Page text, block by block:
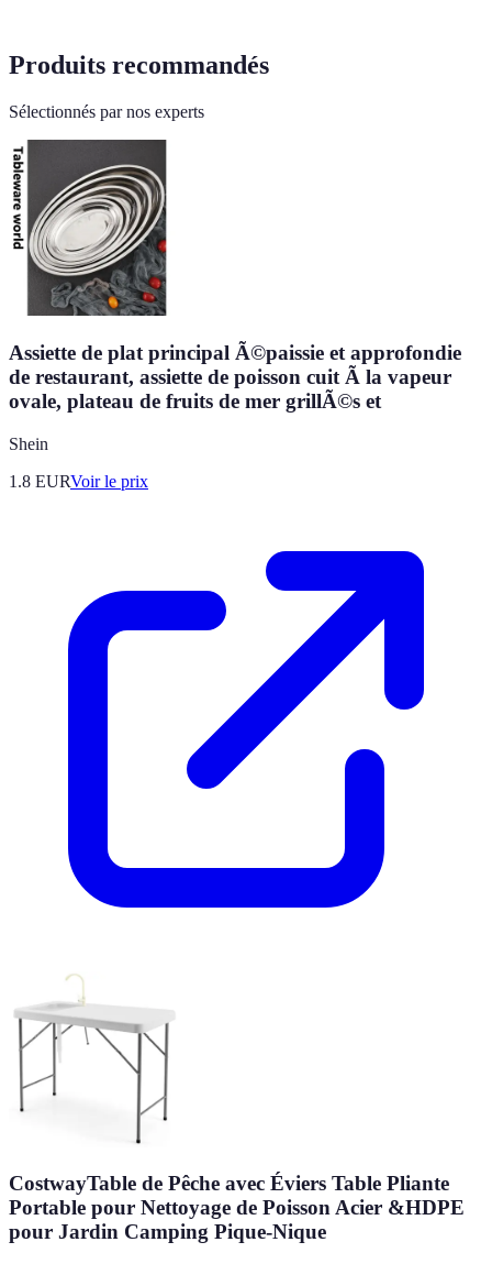
Produits recommandés
Sélectionnés par nos experts
Assiette de plat principal Ã©paissie et approfondie
de restaurant, assiette de poisson cuit Ã la vapeur
ovale, plateau de fruits de mer grillÃ©s et
Shein
1.8 EURVoir le prix
CostwayTable de Pêche avec Éviers Table Pliante
Portable pour Nettoyage de Poisson Acier &HDPE
pour Jardin Camping Pique-Nique